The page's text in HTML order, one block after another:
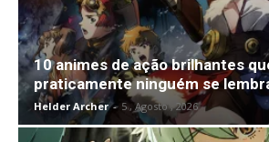
10 animes de ação brilhantes
praticamente ninguém se
Helder Archer - 5 , Agosto , 2026